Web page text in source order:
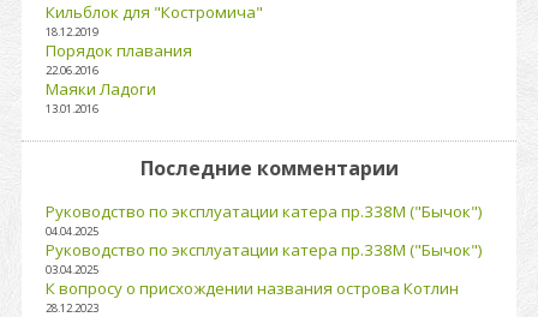
Кильблок для "Костромича"
18.12.2019
Порядок плавания
22.06.2016
Маяки Ладоги
13.01.2016
Последние комментарии
Руководство по эксплуатации катера пр.338М ("Бычок")
04.04.2025
Руководство по эксплуатации катера пр.338М ("Бычок")
03.04.2025
К вопросу о присхождении названия острова Котлин
28.12.2023